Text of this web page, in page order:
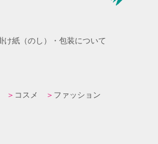
け紙（のし）・包装について
コスメ
ファッション